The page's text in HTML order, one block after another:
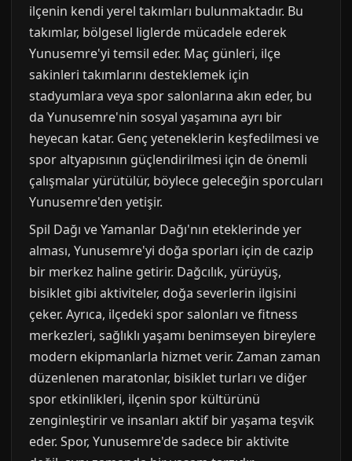
ilçenin kendi yerel takımları bulunmaktadır. Bu
takımlar, bölgesel liglerde mücadele ederek
Yunusemre'yi temsil eder. Maç günleri, ilçe
sakinleri takımlarını desteklemek için
stadyumlara veya spor salonlarına akın eder, bu
da Yunusemre'nin sosyal yaşamına ayrı bir
heyecan katar. Genç yeteneklerin keşfedilmesi ve
spor altyapısının güçlendirilmesi için de önemli
çalışmalar yürütülür, böylece geleceğin sporcuları
Yunusemre'den yetişir.
Spil Dağı ve Yamanlar Dağı'nın eteklerinde yer
alması, Yunusemre'yi doğa sporları için de cazip
bir merkez haline getirir. Dağcılık, yürüyüş,
bisiklet gibi aktiviteler, doğa severlerin ilgisini
çeker. Ayrıca, ilçedeki spor salonları ve fitness
merkezleri, sağlıklı yaşamı benimseyen bireylere
modern ekipmanlarla hizmet verir. Zaman zaman
düzenlenen maratonlar, bisiklet turları ve diğer
spor etkinlikleri, ilçenin spor kültürünü
zenginleştirir ve insanları aktif bir yaşama teşvik
eder. Spor, Yunusemre'de sadece bir aktivite